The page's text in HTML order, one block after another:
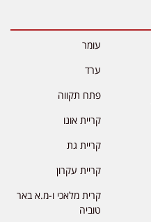
עומר
ערד
פתח תקווה
קריית אונו
קריית גת
קריית עקרון
קרית מלאכי ו-מ.א באר
טוביה